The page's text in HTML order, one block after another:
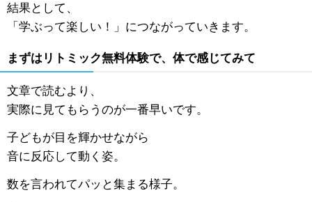
結果として、
「学ぶって楽しい！」につながっていきます。
まずはリトミック無料体験で、体で感じてみて
文章で読むより、
実際に見てもらうのが一番早いです。
子どもが目を輝かせながら
音に反応して動く姿。
数を言われてパッと集まる様子。